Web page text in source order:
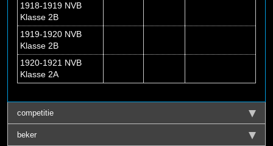
1918-1919 NVB
Klasse 2B
1919-1920 NVB
Klasse 2B
1920-1921 NVB
Klasse 2A
competitie
beker